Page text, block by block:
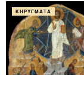
ΚΗΡΎΓΜΑΤΑ